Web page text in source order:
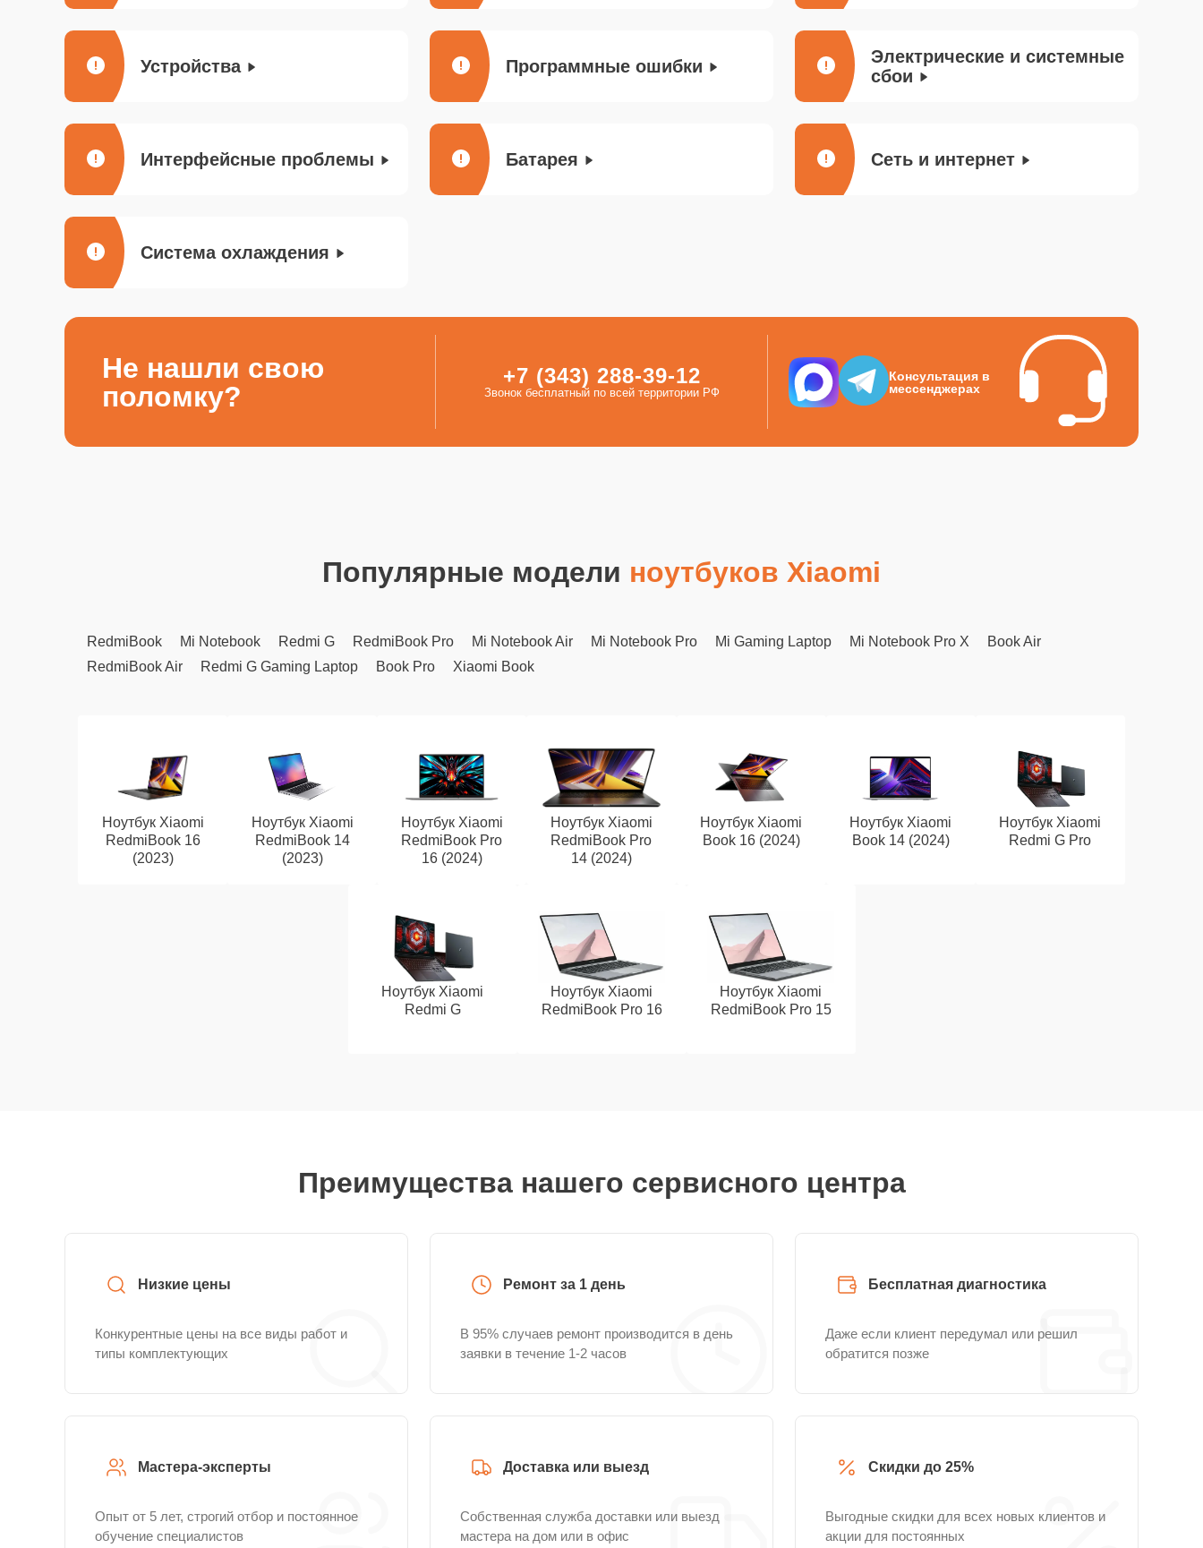
Устройства Программные ошибки
Электрические и системные
сбои
Интерфейсные проблемы Батарея Сеть и интернет
Система охлаждения
Не нашли свою
поломку?
+7 (343) 288-39-12
Звонок бесплатный по всей территории РФ
Консультация в
мессенджерах
Популярные модели ноутбуков Xiaomi
RedmiBook Mi Notebook Redmi G RedmiBook Pro Mi Notebook Air Mi Notebook Pro Mi Gaming Laptop Mi Notebook Pro X
Book Air
RedmiBook Air
Redmi G Gaming Laptop Book Pro Xiaomi Book
Ноутбук Xiaomi
RedmiBook 16
(2023)
Ноутбук Xiaomi
RedmiBook 14
(2023)
Ноутбук Xiaomi
RedmiBook Pro
16 (2024)
Ноутбук Xiaomi
RedmiBook Pro
14 (2024)
Ноутбук Xiaomi
Book 16 (2024)
Ноутбук Xiaomi
Book 14 (2024)
Ноутбук Xiaomi
Redmi G Pro
Ноутбук Xiaomi
Redmi G
Ноутбук Xiaomi
RedmiBook Pro 16
Ноутбук Xiaomi
RedmiBook Pro 15
Преимущества нашего сервисного центра
Низкие цены
Конкурентные цены на все виды работ и
типы комплектующих
Ремонт за 1 день
В 95% случаев ремонт производится в день
заявки в течение 1-2 часов
Бесплатная диагностика
Даже если клиент передумал или решил
обратится позже
Мастера-эксперты
Опыт от 5 лет, строгий отбор и постоянное
обучение специалистов
Доставка или выезд
Собственная служба доставки или выезд
мастера на дом или в офис
Скидки до 25%
Выгодные скидки для всех новых клиентов и
акции для постоянных